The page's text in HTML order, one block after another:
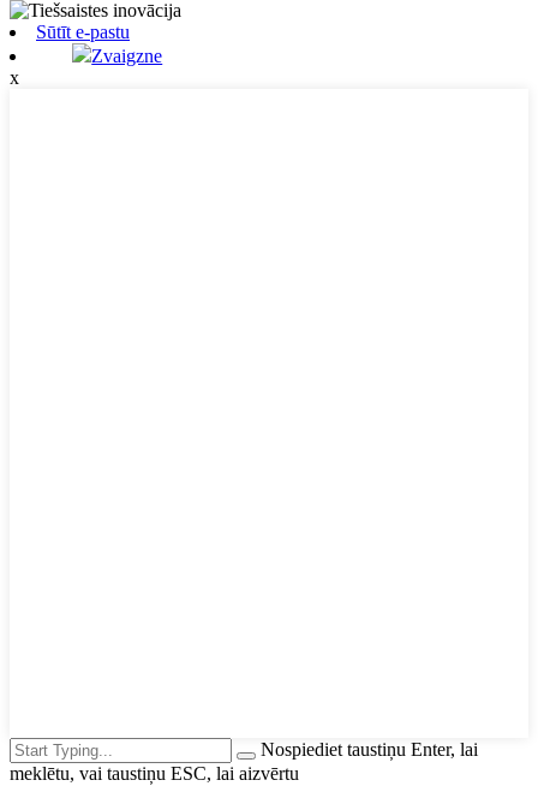
Sūtīt e-pastu
Zvaigzne
x
Nospiediet taustiņu Enter, lai
meklētu, vai taustiņu ESC, lai aizvērtu